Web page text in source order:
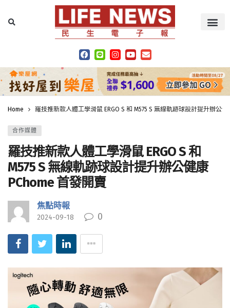
Home 羅技推新款人體工學滑鼠 ERGO S 和 M575 S 無線軌跡球設計提升辦公
合作媒體
羅技推新款人體工學滑鼠 ERGO S 和
M575 S 無線軌跡球設計提升辦公健康
PChome 首發開賣
焦點時報
2024-09-18 0